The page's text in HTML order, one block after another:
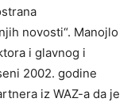
novosti“. Manojlo
i glavnog i
2002. godine
iz WAZ-a da je